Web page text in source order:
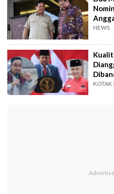
Maut
NEWS
KOTAK